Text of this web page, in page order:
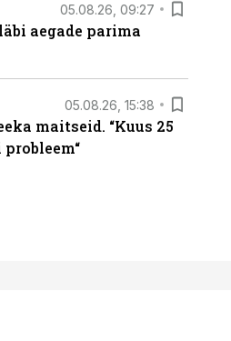
05.08.26, 09:27
aegade parima
05.08.26, 15:38
maitseid. “Kuus 25